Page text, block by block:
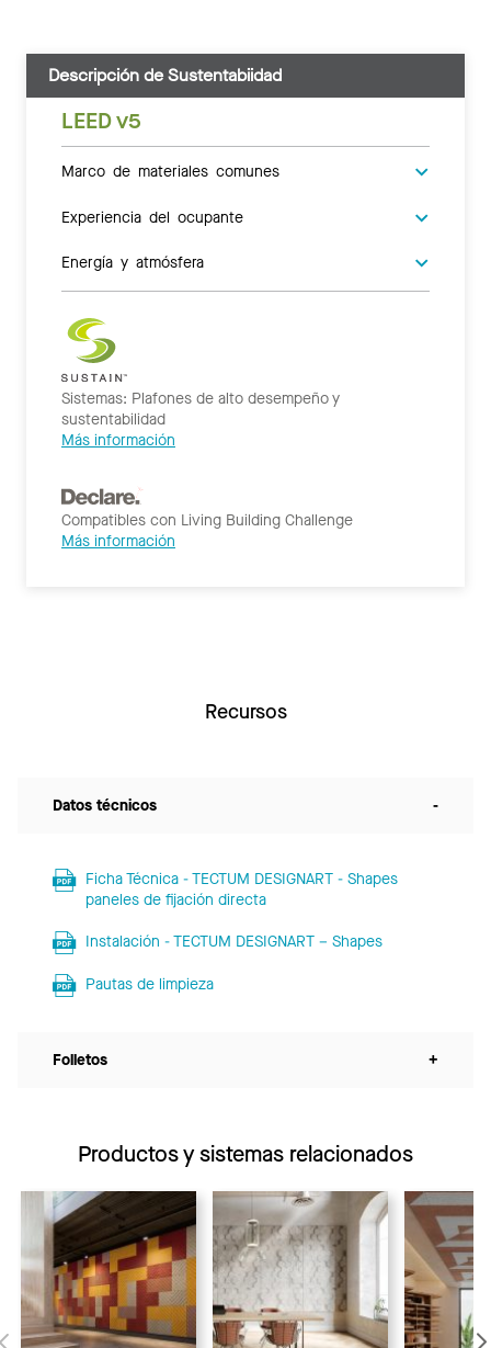
Descripción de Sustentabiidad
LEED v5
Marco de materiales comunes
Experiencia del ocupante
Energía y atmósfera
Sistemas: Plafones de alto desempeño y
sustentabilidad
Más información
Compatibles con Living Building Challenge
Más información
Recursos
Datos técnicos -
Ficha Técnica - TECTUM DESIGNART - Shapes
paneles de fijación directa
Instalación - TECTUM DESIGNART – Shapes
Pautas de limpieza
Folletos +
Productos y sistemas relacionados